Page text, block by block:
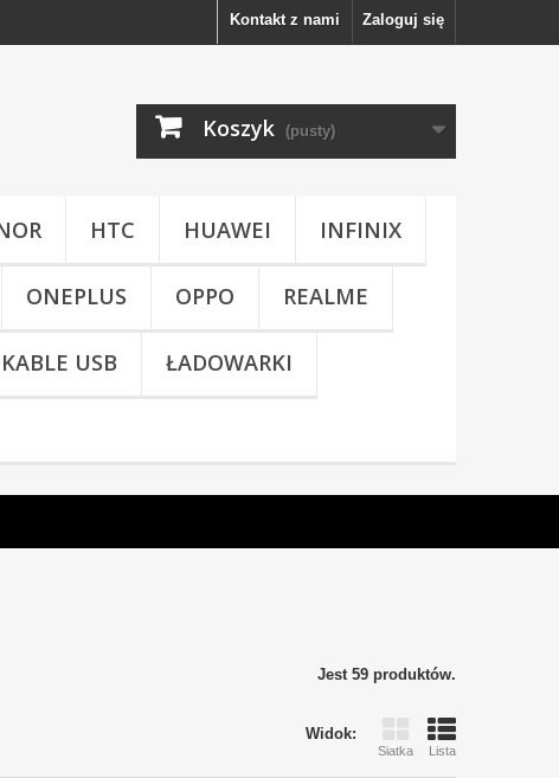
Zaloguj się
Kontakt z nami
Koszyk (pusty)
HTC HUAWEI INFINIX
ONEPLUS OPPO REALME
KABLE USB ŁADOWARKI
Jest 59 produktów.
Widok:
Siatka Lista